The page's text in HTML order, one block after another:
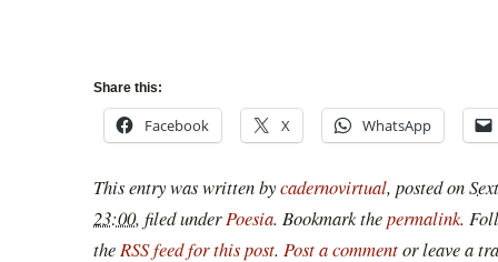
Share this:
Facebook X WhatsApp
This entry was written bycadernovirtual, posted on
23:00, filed underPoesia. Bookmark thepermalink.
the RSS feed for this post. Post a commentor leave a